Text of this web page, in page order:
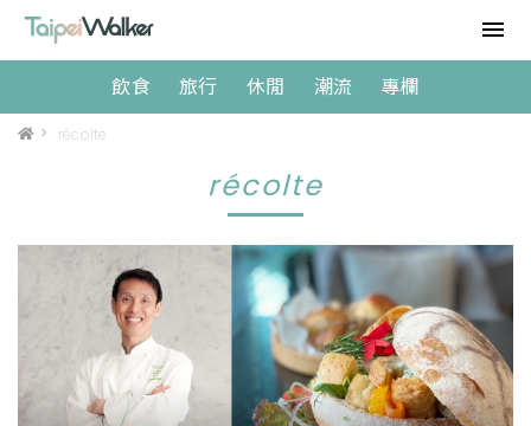
飲食 旅行 休閒 潮流 專欄
> récolte
récolte